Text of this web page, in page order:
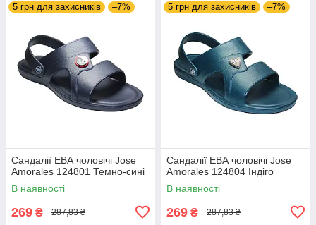
5 грн для захисників –7%
Сандалії ЕВА чоловічі Jose
Amorales 124801 Темно-сині
В наявності
269 ₴ 287,83 ₴
5 грн для захисників –7%
Сандалії ЕВА чоловічі Jose
Amorales 124804 Індіго
В наявності
269 ₴ 287,83 ₴